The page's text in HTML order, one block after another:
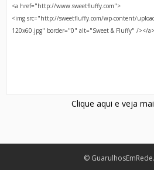
Clique aqui e veja
©